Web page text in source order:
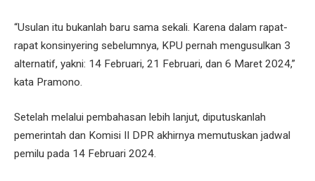
“Usulan itu bukanlah baru sama sekali. Karena dalam rapat-
rapat konsinyering sebelumnya, KPU pernah mengusulkan 3
alternatif, yakni: 14 Februari, 21 Februari, dan 6 Maret 2024,”
kata Pramono.
Setelah melalui pembahasan lebih lanjut, diputuskanlah
pemerintah dan Komisi II DPR akhirnya memutuskan jadwal
pemilu pada 14 Februari 2024.